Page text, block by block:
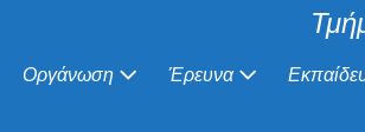
Οργάνωση Έρευνα